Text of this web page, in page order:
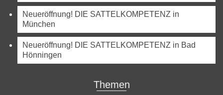
Neueröffnung! DIE SATTELKOMPETENZ in
München
Neueröffnung! DIE SATTELKOMPETENZ in Bad
Hönningen
Themen